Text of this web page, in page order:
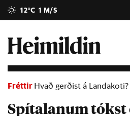
12°C 1 M/S
Fréttir Hvað gerðist á Landakoti?
Spítalanum tókst